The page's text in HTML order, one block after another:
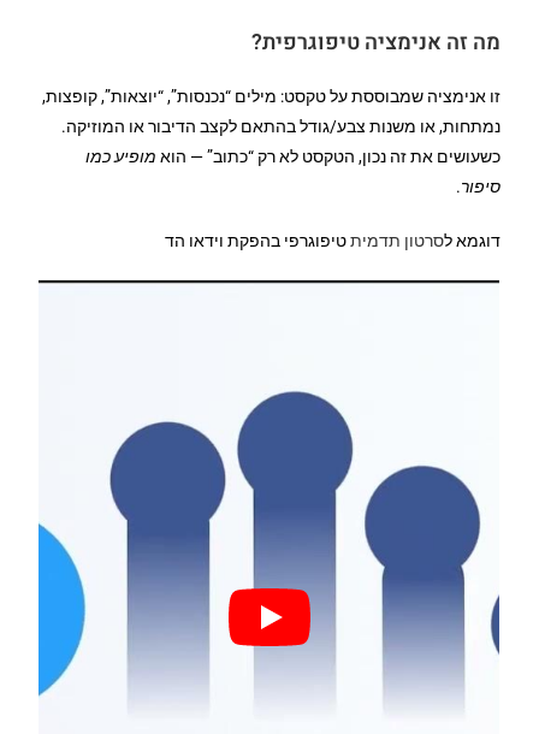
מה זה אנימציה טיפוגרפית?
זו אנימציה שמבוססת על טקסט: מילים “נכנסות”, “יוצאות”, קופצות,
נמתחות, או משנות צבע/גודל בהתאם לקצב הדיבור או המוזיקה.
כשעושים את זה נכון, הטקסט לא רק “כתוב” — הוא מופיע כמו
סיפור.
דוגמא לסרטון תדמיתטיפוגרפי בהפקת וידאו הד